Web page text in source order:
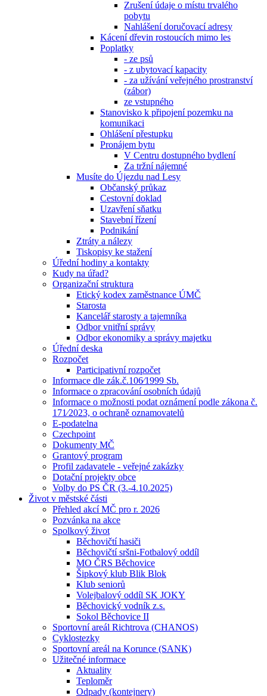
Zrušení údaje o místu trvalého
pobytu
Nahlášení doručovací adresy
Kácení dřevin rostoucích mimo les
Poplatky
- ze psů
- z ubytovací kapacity
- za užívání veřejného prostranství
(zábor)
ze vstupného
Stanovisko k připojení pozemku na
komunikaci
Ohlášení přestupku
Pronájem bytu
V Centru dostupného bydlení
Za tržní nájemné
Musíte do Újezdu nad Lesy
Občanský průkaz
Cestovní doklad
Uzavření sňatku
Stavební řízení
Podnikání
Ztráty a nálezy
Tiskopisy ke stažení
Úřední hodiny a kontakty
Kudy na úřad?
Organizační struktura
Etický kodex zaměstnance ÚMČ
Starosta
Kancelář starosty a tajemníka
Odbor vnitřní správy
Odbor ekonomiky a správy majetku
Úřední deska
Rozpočet
Participativní rozpočet
Informace dle zák.č.106⁄1999 Sb.
Informace o zpracování osobních údajů
Informace o možnosti podat oznámení podle zákona č.
171⁄2023, o ochraně oznamovatelů
E-podatelna
Czechpoint
Dokumenty MČ
Grantový program
Profil zadavatele - veřejné zakázky
Dotační projekty obce
Volby do PS ČR (3.-4.10.2025)
Život v městské části
Přehled akcí MČ pro r. 2026
Pozvánka na akce
Spolkový život
Běchovičtí hasiči
Běchovičtí sršni-Fotbalový oddíl
MO ČRS Běchovice
Šipkový klub Blik Blok
Klub seniorů
Volejbalový oddíl SK JOKY
Běchovický vodník z.s.
Sokol Běchovice II
Sportovní areál Richtrova (CHANOS)
Cyklostezky
Sportovní areál na Korunce (SANK)
Užitečné informace
Aktuality
Teploměr
Odpady (kontejnery)